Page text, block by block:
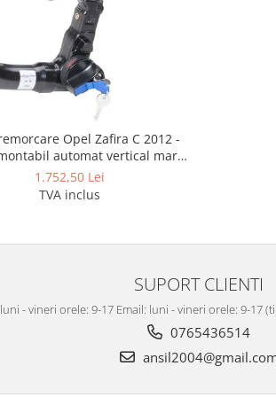
Opel Zafira C 2012 -
automat vertical marca
Autohak
1.752,50 Lei
TVA inclus
SUPORT CLIENTI
- vineri orele: 9-17 Email: luni - vineri orele: 9-17
0765436514